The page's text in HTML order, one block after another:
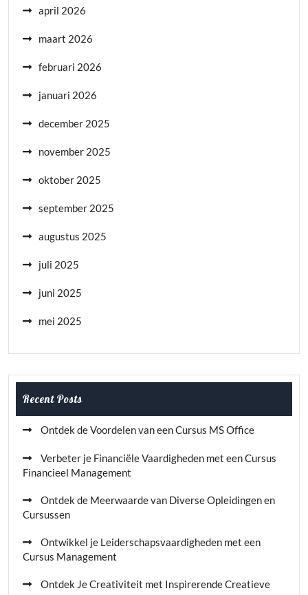
april 2026
maart 2026
februari 2026
januari 2026
december 2025
november 2025
oktober 2025
september 2025
augustus 2025
juli 2025
juni 2025
mei 2025
Recent Posts
Ontdek de Voordelen van een Cursus MS Office
Verbeter je Financiële Vaardigheden met een Cursus
Financieel Management
Ontdek de Meerwaarde van Diverse Opleidingen en
Cursussen
Ontwikkel je Leiderschapsvaardigheden met een
Cursus Management
Ontdek Je Creativiteit met Inspirerende Creatieve